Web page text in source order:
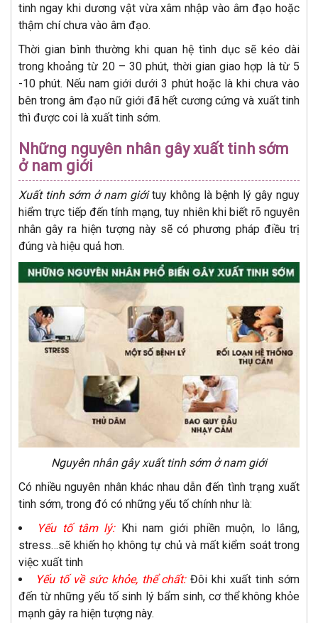
tinh ngay khi dương vật vừa xâm nhập vào âm đạo hoặc
thậm chí chưa vào âm đạo.
Thời gian bình thường khi quan hệ tình dục sẽ kéo dài
trong khoảng từ 20 – 30 phút, thời gian giao hợp là từ 5
-10 phút. Nếu nam giới dưới 3 phút hoặc là khi chưa vào
bên trong âm đạo nữ giới đã hết cương cứng và xuất tinh
thì được coi là xuất tinh sớm.
Những nguyên nhân gây xuất tinh sớm
ở nam giới
Xuất tinh sớm ở nam giớituy không là bệnh lý gây nguy
hiểm trực tiếp đến tính mạng, tuy nhiên khi biết rõ nguyên
nhân gây ra hiện tượng này sẽ có phương pháp điều trị
đúng và hiệu quả hơn.
Nguyên nhân gây xuất tinh sớm ở nam giới
Có nhiều nguyên nhân khác nhau dẫn đến tình trạng xuất
tinh sớm, trong đó có những yếu tố chính như là:
Yếu tố tâm lý:Khi nam giới phiền muộn, lo lắng,
stress…sẽ khiến họ không tự chủ và mất kiểm soát trong
việc xuất tinh
Yếu tố về sức khỏe, thể chất:Đôi khi xuất tinh sớm
đến từ những yếu tố sinh lý bẩm sinh, cơ thể không khỏe
mạnh gây ra hiện tượng này.